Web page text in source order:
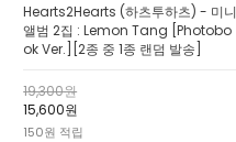
Hearts2Hearts (하츠투하츠) - 미니
앨범 2집 : Lemon Tang [Photobo
ok Ver.][2종 중 1종 랜덤 발송]
19,300원
15,600원
150원 적립